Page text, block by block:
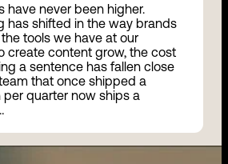
have never been higher.
has shifted in the way brands
tools we have at our
create content grow, the cost
a sentence has fallen close
that once shipped a
quarter now ships a